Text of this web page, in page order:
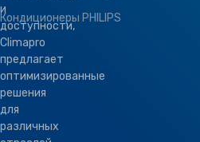
и
доступности,
Climapro
предлагает
оптимизированные
решения
для
различных
Кондиционеры PHILIPS